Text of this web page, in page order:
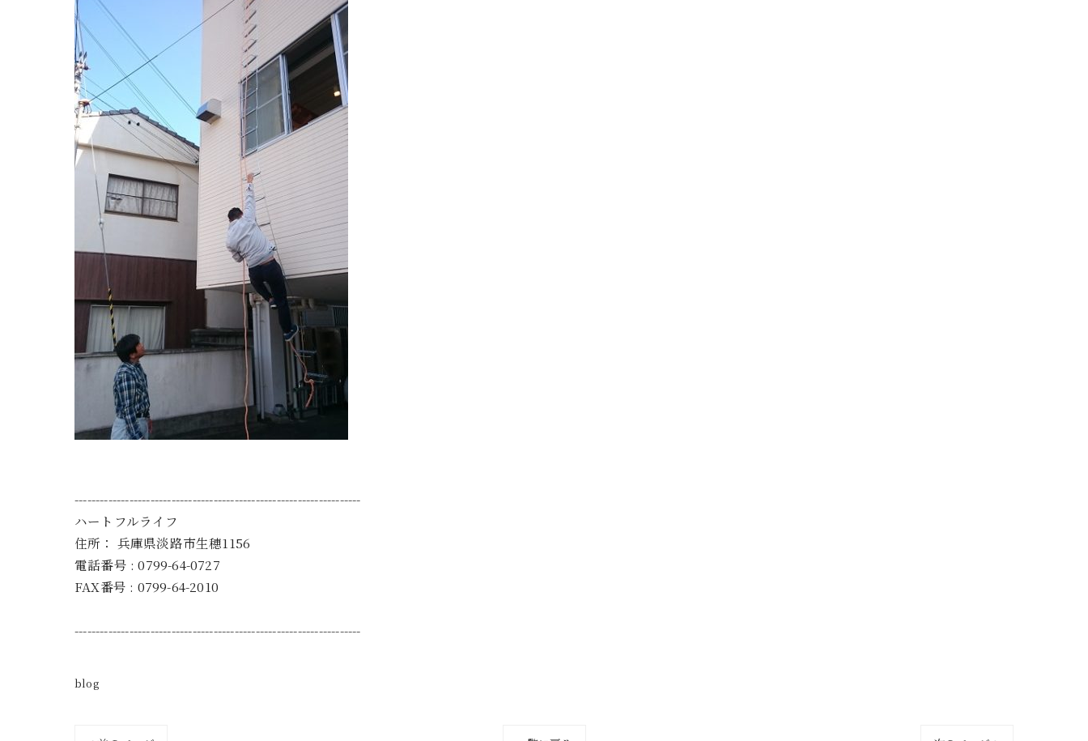
--------------------------------------------------------------------
ハートフルライフ
住所： 兵庫県淡路市生穂1156
電話番号 :0799-64-0727
FAX番号 : 0799-64-2010
--------------------------------------------------------------------
blog